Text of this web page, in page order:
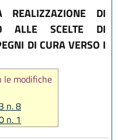
REALIZZAZIONE DI
ALLE SCELTE DI
DI CURA VERSO I
le modifiche
n. 8
n. 1